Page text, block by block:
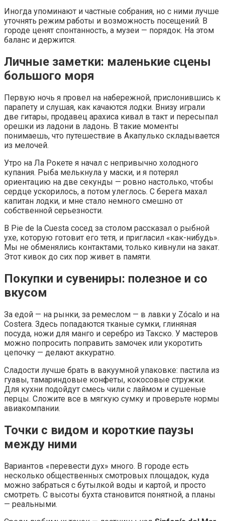
Иногда упоминают и частные собрания, но с ними лучше
уточнять режим работы и возможность посещений. В
городе ценят спонтанность, а музеи — порядок. На этом
баланс и держится.
Личные заметки: маленькие сцены
большого моря
Первую ночь я провел на набережной, прислонившись к
парапету и слушая, как качаются лодки. Внизу играли
две гитары, продавец арахиса кивал в такт и пересыпал
орешки из ладони в ладонь. В такие моменты
понимаешь, что путешествие в Акапулько складывается
из мелочей.
Утро на Ла Рокете я начал с непривычно холодного
купания. Рыба мелькнула у маски, и я потерял
ориентацию на две секунды — ровно настолько, чтобы
сердце ускорилось, а потом улеглось. С берега махал
капитан лодки, и мне стало немного смешно от
собственной серьезности.
В Pie de la Cuesta сосед за столом рассказал о рыбной
ухе, которую готовит его тетя, и пригласил «как-нибудь».
Мы не обменялись контактами, только кивнули на закат.
Этот кивок до сих пор живет в памяти.
Покупки и сувениры: полезное и со
вкусом
За едой — на рынки, за ремеслом — в лавки у Zócalo и на
Costera. Здесь попадаются тканые сумки, глиняная
посуда, ножи для манго и серебро из Такско. У мастеров
можно попросить поправить замочек или укоротить
цепочку — делают аккуратно.
Сладости лучше брать в вакуумной упаковке: пастила из
гуавы, тамариндовые конфеты, кокосовые стружки.
Для кухни подойдут смесь чили с лаймом и сушеные
перцы. Сложите все в мягкую сумку и проверьте нормы
авиакомпании.
Точки с видом и короткие паузы
между ними
Вариантов «перевести дух» много. В городе есть
несколько общественных смотровых площадок, куда
можно забраться с бутылкой воды и картой, и просто
смотреть. С высоты бухта становится понятной, а планы
— реальными.